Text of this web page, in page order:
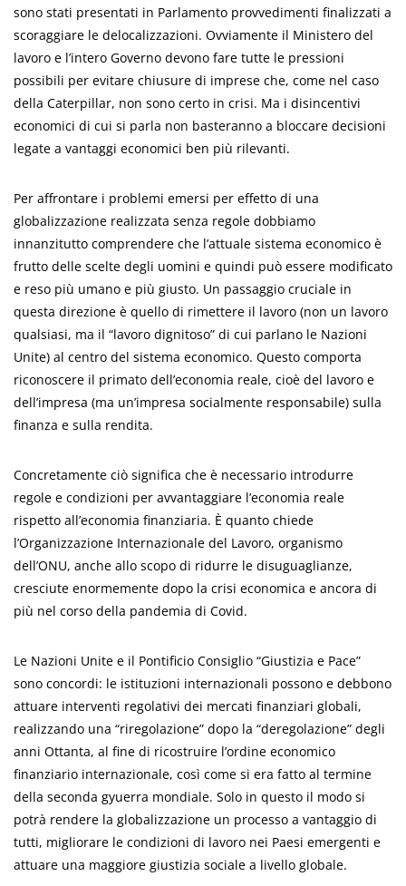
sono stati presentati in Parlamento provvedimenti finalizzati a
scoraggiare le delocalizzazioni. Ovviamente il Ministero del
lavoro e l’intero Governo devono fare tutte le pressioni
possibili per evitare chiusure di imprese che, come nel caso
della Caterpillar, non sono certo in crisi. Ma i disincentivi
economici di cui si parla non basteranno a bloccare decisioni
legate a vantaggi economici ben più rilevanti.
Per affrontare i problemi emersi per effetto di una
globalizzazione realizzata senza regole dobbiamo
innanzitutto comprendere che l’attuale sistema economico è
frutto delle scelte degli uomini e quindi può essere modificato
e reso più umano e più giusto. Un passaggio cruciale in
questa direzione è quello di rimettere il lavoro (non un lavoro
qualsiasi, ma il “lavoro dignitoso” di cui parlano le Nazioni
Unite) al centro del sistema economico. Questo comporta
riconoscere il primato dell’economia reale, cioè del lavoro e
dell’impresa (ma un’impresa socialmente responsabile) sulla
finanza e sulla rendita.
Concretamente ciò significa che è necessario introdurre
regole e condizioni per avvantaggiare l’economia reale
rispetto all’economia finanziaria. È quanto chiede
l’Organizzazione Internazionale del Lavoro, organismo
dell’ONU, anche allo scopo di ridurre le disuguaglianze,
cresciute enormemente dopo la crisi economica e ancora di
più nel corso della pandemia di Covid.
Le Nazioni Unite e il Pontificio Consiglio “Giustizia e Pace”
sono concordi: le istituzioni internazionali possono e debbono
attuare interventi regolativi dei mercati finanziari globali,
realizzando una “riregolazione” dopo la “deregolazione” degli
anni Ottanta, al fine di ricostruire l’ordine economico
finanziario internazionale, così come si era fatto al termine
della seconda gyuerra mondiale. Solo in questo il modo si
potrà rendere la globalizzazione un processo a vantaggio di
tutti, migliorare le condizioni di lavoro nei Paesi emergenti e
attuare una maggiore giustizia sociale a livello globale.